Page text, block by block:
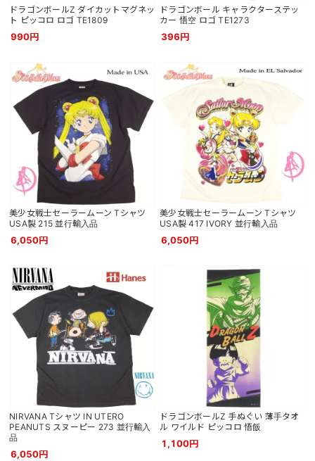
ドラゴンボールZ ダイカットマグネッ
ト ピッコロ ロゴ TE1809
990円
ドラゴンボール キャラクターステッ
カー 悟空 ロゴ TE1273
396円
美少女戦士セーラームーン Tシャツ
USA製 215 並行輸入品
6,050円
美少女戦士セーラームーン Tシャツ
USA製 417 IVORY 並行輸入品
6,050円
NIRVANA Tシャツ IN UTERO
PEANUTS スヌーピー 273 並行輸入
品
6,050円
ドラゴンボールZ 手ぬぐい 薄手タオ
ル ワイルド ピッコロ 悟飯
1,100円